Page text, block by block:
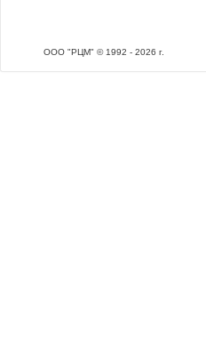
ООО "РЦМ" © 1992 - 2026 г.